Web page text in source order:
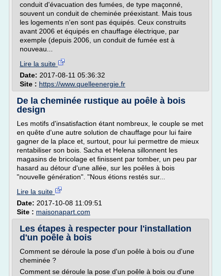
conduit d'évacuation des fumées, de type maçonné,
souvent un conduit de cheminée préexistant. Mais tous
les logements n'en sont pas équipés. Ceux construits
avant 2006 et équipés en chauffage électrique, par
exemple (depuis 2006, un conduit de fumée est à
nouveau...
Lire la suite
Date: 2017-08-11 05:36:32
Site : https://www.quelleenergie.fr
De la cheminée rustique au poêle à bois
design
Les motifs d'insatisfaction étant nombreux, le couple se met
en quête d'une autre solution de chauffage pour lui faire
gagner de la place et, surtout, pour lui permettre de mieux
rentabiliser son bois. Sacha et Helena sillonnent les
magasins de bricolage et finissent par tomber, un peu par
hasard au détour d'une allée, sur les poêles à bois
"nouvelle génération". "Nous étions restés sur...
Lire la suite
Date: 2017-10-08 11:09:51
Site : maisonapart.com
Les étapes à respecter pour l'installation
d'un poêle à bois
Comment se déroule la pose d'un poêle à bois ou d'une
cheminée ?
Comment se déroule la pose d'un poêle à bois ou d'une